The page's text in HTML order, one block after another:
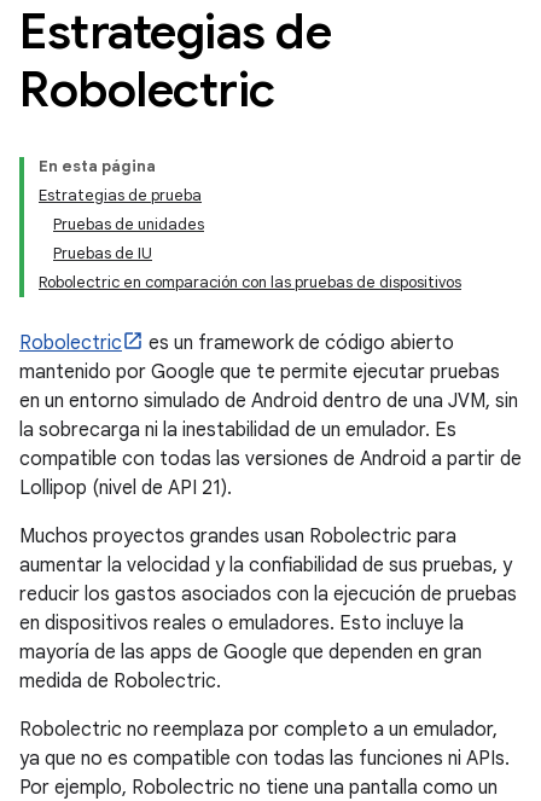
Estrategias de
Robolectric
En esta página
Estrategias de prueba
Pruebas de unidades
Pruebas de IU
Robolectric en comparación con las pruebas de dispositivos
Robolectric
es un framework de código abierto
mantenido por Google que te permite ejecutar pruebas
en un entorno simulado de Android dentro de una JVM, sin
la sobrecarga ni la inestabilidad de un emulador. Es
compatible con todas las versiones de Android a partir de
Lollipop (nivel de API 21).
Muchos proyectos grandes usan Robolectric para
aumentar la velocidad y la confiabilidad de sus pruebas, y
reducir los gastos asociados con la ejecución de pruebas
en dispositivos reales o emuladores. Esto incluye la
mayoría de las apps de Google que dependen en gran
medida de Robolectric.
Robolectric no reemplaza por completo a un emulador,
ya que no es compatible con todas las funciones ni APIs.
Por ejemplo, Robolectric no tiene una pantalla como un